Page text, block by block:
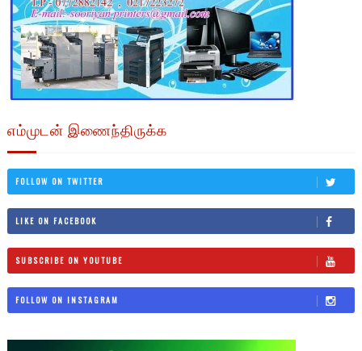
எம்முடன் இணைந்திருக்க
FOLLOW ON TWITTER
LIKE ON FACEBOOK
SUBSCRIBE ON YOUTUBE
FOLLOW ON INSTAGRAM